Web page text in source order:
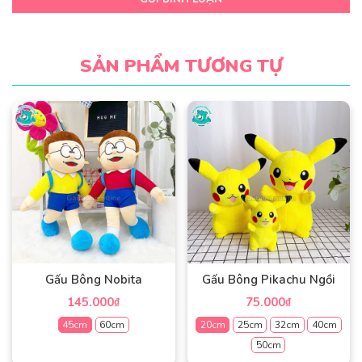
SẢN PHẨM TƯƠNG TỰ
Gấu Bông Nobita
145.000₫
45cm
60cm
Gấu Bông Pikachu Ngồi
75.000₫
20cm
25cm 32cm
40cm
50cm